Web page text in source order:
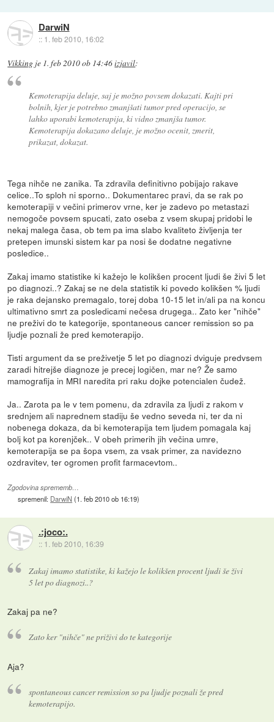
DarwiN
:: 1. feb 2010, 16:02
Vikking je 1. feb 2010 ob 14:46izjavil:
Kemoterapija deluje, saj je možno povsem dokazati. Kajti pri
bolnih, kjer je potrebno zmanjšati tumor pred operacijo, se
lahko uporabi kemoterapija, ki vidno zmanjša tumor.
Kemoterapija dokazano deluje, je možno ocenit, zmerit,
prikazat, dokazat.
Tega nihče ne zanika. Ta zdravila definitivno pobijajo rakave
celice..To sploh ni sporno.. Dokumentarec pravi, da se rak po
kemoterapiji v večini primerov vrne, ker je zadevo po metastazi
nemogoče povsem spucati, zato oseba z vsem skupaj pridobi le
nekaj malega časa, ob tem pa ima slabo kvaliteto življenja ter
pretepen imunski sistem kar pa nosi še dodatne negativne
posledice..
Zakaj imamo statistike ki kažejo le kolikšen procent ljudi še živi 5 let
po diagnozi..? Zakaj se ne dela statistik ki povedo kolikšen % ljudi
je raka dejansko premagalo, torej doba 10-15 let in/ali pa na koncu
ultimativno smrt za posledicami nečesa drugega.. Zato ker "nihče"
ne preživi do te kategorije, spontaneous cancer remission so pa
ljudje poznali že pred kemoterapijo.
Tisti argument da se preživetje 5 let po diagnozi dviguje predvsem
zaradi hitrejše diagnoze je precej logičen, mar ne? Že samo
mamografija in MRI naredita pri raku dojke potencialen čudež.
Ja.. Zarota pa le v tem pomenu, da zdravila za ljudi z rakom v
srednjem ali naprednem stadiju še vedno seveda ni, ter da ni
nobenega dokaza, da bi kemoterapija tem ljudem pomagala kaj
bolj kot pa korenjček.. V obeh primerih jih večina umre,
kemoterapija se pa šopa vsem, za vsak primer, za navidezno
ozdravitev, ter ogromen profit farmacevtom..
Zgodovina sprememb…
spremenil: DarwiN(1. feb 2010 ob 16:19)
.:joco:.
:: 1. feb 2010, 16:39
Zakaj imamo statistike, ki kažejo le kolikšen procent ljudi še živi
5 let po diagnozi..?
Zakaj pa ne?
Zato ker "nihče" ne priživi do te kategorije
Aja?
spontaneous cancer remission so pa ljudje poznali že pred
kemoterapijo.